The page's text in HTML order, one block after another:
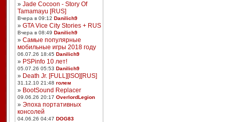
» Jade Cocoon - Story Of
Tamamayu [RUS]
Вчера в 09:12 Danilich9
» GTA Vice City Stories + RUS
Вчера в 08:49 Danilich9
» Самые популярные
мобильные игры 2018 году
06.07.26 18:45 Danilich9
» PSPinfo 10 лет!
05.07.26 05:53 Danilich9
» Death Jr. [FULL][ISO][RUS]
31.12.10 21:48 голем
» BootSound Replacer
09.06.26 20:17 OverlordLegion
» Эпоха портативных
консолей
04.06.26 04:47 DOG83